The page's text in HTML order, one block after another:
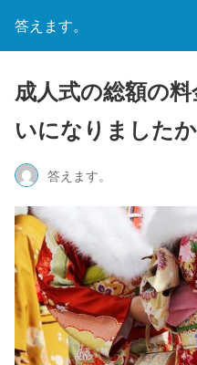
答えます。
成人式の総額の
いになりました
答えます。